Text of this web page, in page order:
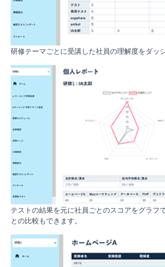
研修テーマごとに受講した社員の理解度をダッ
テストの結果を元に社員ごとのスコアをグラフ
との比較もできます。